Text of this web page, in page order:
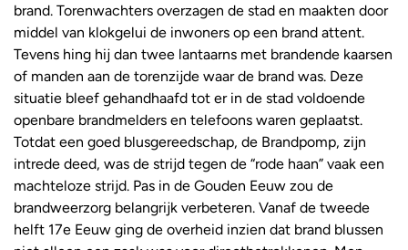
brand. Torenwachters overzagen de stad en maakten door
middel van klokgelui de inwoners op een brand attent.
Tevens hing hij dan twee lantaarns met brandende kaarsen
of manden aan de torenzijde waar de brand was. Deze
situatie bleef gehandhaafd tot er in de stad voldoende
openbare brandmelders en telefoons waren geplaatst.
Totdat een goed blusgereedschap, de Brandpomp, zijn
intrede deed, was de strijd tegen de “rode haan” vaak een
machteloze strijd. Pas in de Gouden Eeuw zou de
brandweerzorg belangrijk verbeteren. Vanaf de tweede
helft 17e Eeuw ging de overheid inzien dat brand blussen